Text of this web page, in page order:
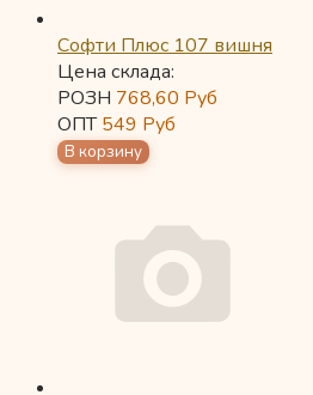
Софти Плюс 107 вишня
Цена склада:
РОЗН 768,60 Руб
ОПТ549 Руб